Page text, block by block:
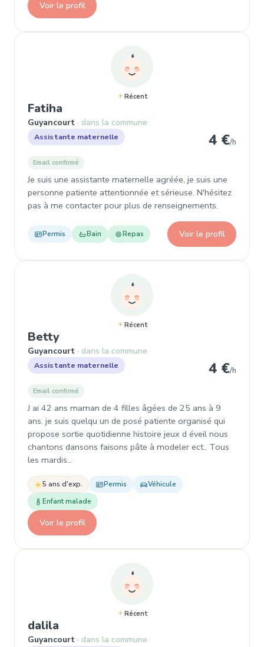
Voir le profil
Récent
Fatiha
Guyancourt dans la commune
Assistante maternelle 4 €/h
Email confirmé
Je suis une assistante maternelle agréée, je suis une
personne patiente attentionnée et sérieuse. N'hésitez
pas à me contacter pour plus de renseignements.
Permis Bain Repas Voir le profil
Récent
Betty, Assistante maternelle à
Guyancourt dans la commune
Assistante maternelle 4 €/h
Email confirmé
J ai 42 ans maman de 4 filles âgées de 25 ans à 9
ans. je suis quelqu un de posé patiente organisé qui
propose sortie quotidienne histoire jeux d éveil nous
chantons dansons faisons pâte à modeler ect.. Tous
les mardis…
5 ans d'exp. Permis
Véhicule
Enfant malade
Voir le profil
Récent
dalila
Guyancourt dans la commune